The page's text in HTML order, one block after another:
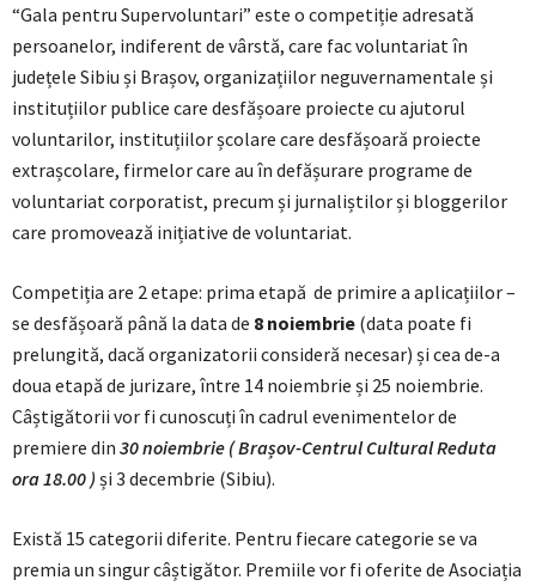
“Gala pentru Supervoluntari” este o competiție adresată
persoanelor, indiferent de vârstă, care fac voluntariat în
județele Sibiu și Brașov, organizațiilor neguvernamentale și
instituțiilor publice care desfășoare proiecte cu ajutorul
voluntarilor, instituțiilor școlare care desfășoară proiecte
extrașcolare, firmelor care au în defășurare programe de
voluntariat corporatist, precum și jurnaliștilor și bloggerilor
care promovează inițiative de voluntariat.
Competiția are 2 etape: prima etapă de primire a aplicațiilor –
se desfășoară până la data de 8 noiembrie (data poate fi
prelungită, dacă organizatorii consideră necesar) și cea de-a
doua etapă de jurizare, între 14 noiembrie și 25 noiembrie.
Câștigătorii vor fi cunoscuți în cadrul evenimentelor de
premiere din 30 noiembrie ( Brașov-Centrul Cultural Reduta
ora 18.00 )și 3 decembrie (Sibiu).
Există 15 categorii diferite. Pentru fiecare categorie se va
premia un singur câștigător. Premiile vor fi oferite de Asociația